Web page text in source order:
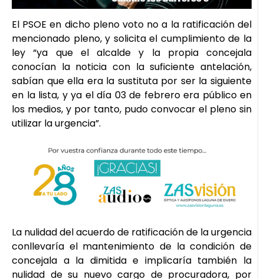
El PSOE en dicho pleno voto no a la ratificación del
mencionado pleno, y solicita el cumplimiento de la
ley “ya que el alcalde y la propia concejala
conocían la noticia con la suficiente antelación,
sabían que ella era la sustituta por ser la siguiente
en la lista, y ya el día 03 de febrero era público en
los medios, y por tanto, pudo convocar el pleno sin
utilizar la urgencia”.
La nulidad del acuerdo de ratificación de la urgencia
conllevaría el mantenimiento de la condición de
concejala a la dimitida e implicaría también la
nulidad de su nuevo cargo de procuradora, por